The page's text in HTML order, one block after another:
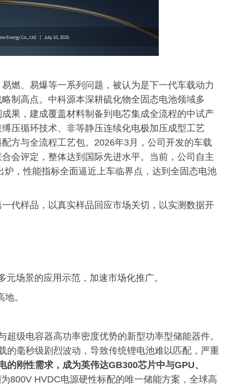
燃、易爆等一系列问题，被认为是下一代车载动力
制高点。中科源本深耕硫化物全固态电池领域多
果，建成覆盖材料制备到电芯集成全流程的中试产
压循环技术、非等静压连续化电极加压成型工艺
方与全流程工艺包。2026年3月，公司开发的车载
会评定，整体达到国际先进水平。当前，公司自主
，性能指标全面逼近上车临界点，达到全固态电池
代样品，以真实样品回应市场关切，以实测数据开
场景的应用示范，加速市场化推广。
。
级电容器高功率密度优势的新型功率型储能器件。
的毫秒级剧烈波动，导致传统锂电池难以匹配，严重
的刚性需求，成为英伟达GB300芯片中与GPU、
800V HVDC电源硬性标配的唯一储能方案，全球高